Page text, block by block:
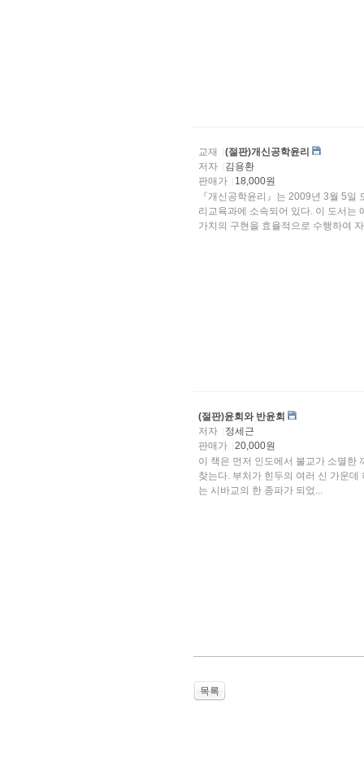
교재
(절판)개신공학윤리
저자
김용환
판매가
18,000원
『개신공학윤리』는 2009년 3월 5일 도서출판 개신(충북대 출판부)에서 간행되었으며 저자는 윤
리교육과에 소속되어 있다. 이 도서는 예비공학자에
가치의 구현을 효율적으로 수행하여
(절판)윤회와 반윤회
저자
정세근
판매가
20,000원
이 책은 먼저 인도에서 불교가 소멸한
찾는다. 부처가 힌두의 여러 신 가운
는 시바교의 한 종파가 되었...
목록